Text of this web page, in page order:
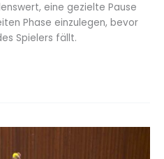
eine gezielte Pause
Phase einzulegen, bevor
Spielers fällt.